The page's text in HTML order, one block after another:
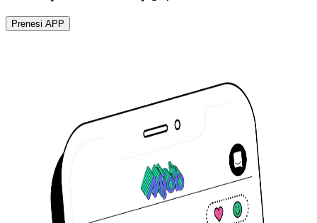
Prenesi APP